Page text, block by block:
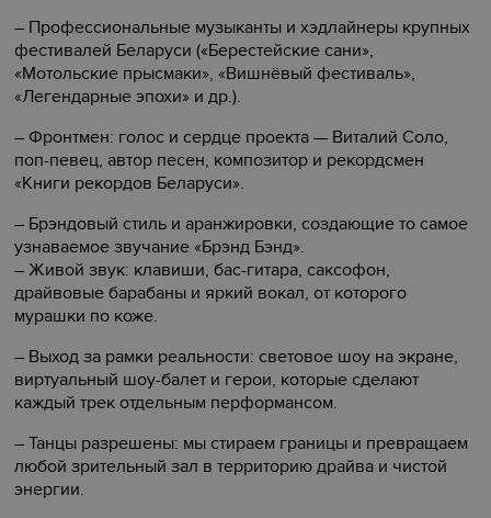
– Профессиональные музыканты и хэдлайнеры крупных
фестивалей Беларуси («Берестейские сани»,
«Мотольские прысмаки», «Вишнёвый фестиваль»,
«Легендарные эпохи» и др.).
– Фронтмен: голос и сердце проекта — Виталий Соло,
поп-певец, автор песен, композитор и рекордсмен
«Книги рекордов Беларуси».
– Брэндовый стиль и аранжировки, создающие то самое
узнаваемое звучание «Брэнд Бэнд».
– Живой звук: клавиши, бас-гитара, саксофон,
драйвовые барабаны и яркий вокал, от которого
мурашки по коже.
– Выход за рамки реальности: световое шоу на экране,
виртуальный шоу-балет и герои, которые сделают
каждый трек отдельным перформансом.
– Танцы разрешены: мы стираем границы и превращаем
любой зрительный зал в территорию драйва и чистой
энергии.